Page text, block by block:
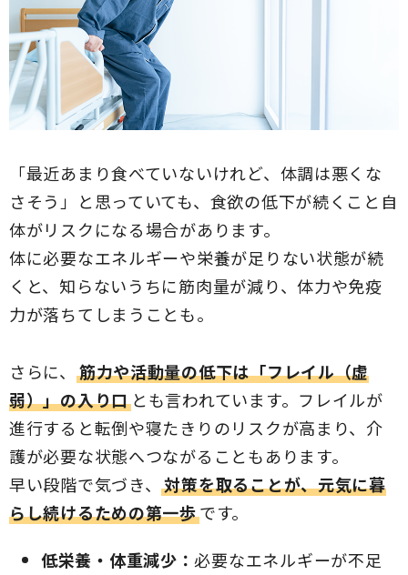
「最近あまり食べていないけれど、体調は悪くな
さそう」と思っていても、食欲の低下が続くこと自
体がリスクになる場合があります。
体に必要なエネルギーや栄養が足りない状態が続
くと、知らないうちに筋肉量が減り、体力や免疫
力が落ちてしまうことも。
さらに、
筋力や活動量の低下は「フレイル（虚
弱）」の入り口 とも言われています。フレイルが
進行すると転倒や寝たきりのリスクが高まり、介
護が必要な状態へつながることもあります。
早い段階で気づき、対策を取ることが、元気に暮
らし続けるための第一歩です。
低栄養・体重減少：必要なエネルギーが不足